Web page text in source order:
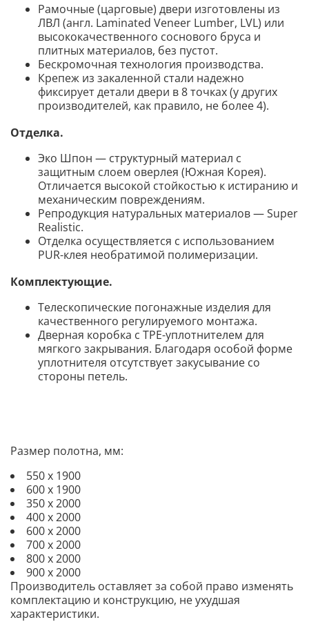
Рамочные (царговые) двери изготовлены из
ЛВЛ (англ. Laminated Veneer Lumber, LVL) или
высококачественного соснового бруса и
плитных материалов, без пустот.
Бескромочная технология производства.
Крепеж из закаленной стали надежно
фиксирует детали двери в 8 точках (у других
производителей, как правило, не более 4).
Отделка.
Эко Шпон — структурный материал с
защитным слоем оверлея (Южная Корея).
Отличается высокой стойкостью к истиранию и
механическим повреждениям.
Репродукция натуральных материалов — Super
Realistic.
Отделка осуществляется с использованием
PUR-клея необратимой полимеризации.
Комплектующие.
Телескопические погонажные изделия для
качественного регулируемого монтажа.
Дверная коробка с TPE-уплотнителем для
мягкого закрывания. Благодаря особой форме
уплотнителя отсутствует закусывание со
стороны петель.
Размер полотна, мм:
550 х 1900
600 х 1900
350 х 2000
400 х 2000
600 х 2000
700 х 2000
800 х 2000
900 х 2000
Производитель оставляет за собой право изменять
комплектацию и конструкцию, не ухудшая
характеристики.